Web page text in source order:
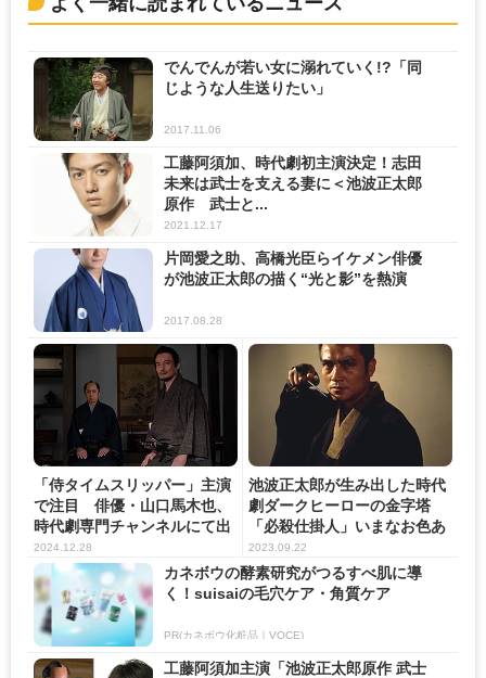
でんでんが若い女に溺れていく!?「同
じような人生送りたい」
2017.11.06
工藤阿須加、時代劇初主演決定！志田
未来は武士を支える妻に＜池波正太郎
原作 武士と...
2021.12.17
片岡愛之助、高橋光臣らイケメン俳優
が池波正太郎の描く“光と影”を熱演
2017.08.28
「侍タイムスリッパー」主演
で注目 俳優・山口馬木也、
時代劇専門チャンネルにて出
演...
2024.12.28
池波正太郎が生み出した時代
劇ダークヒーローの金字塔
「必殺仕掛人」いまなお色あ
せな...
2023.09.22
カネボウの酵素研究がつるすべ肌に導
く！suisaiの毛穴ケア・角質ケア
PR(カネボウ化粧品｜VOCE)
工藤阿須加主演「池波正太郎原作 武士